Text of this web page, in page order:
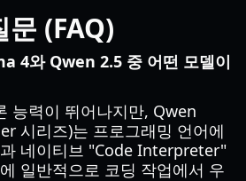
문 (FAQ)
4와 Qwen 2.5 중 어떤 모델이
능력이 뛰어나지만, Qwen
시리즈)는 프로그래밍 언어에
네이티브 "Code Interpreter"
일반적으로 코딩 작업에서 우